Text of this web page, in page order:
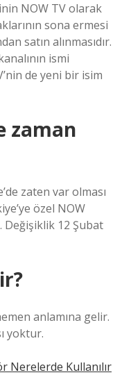
NOW TV olarak
sona ermesi
satın alınmasıdır.
ismi
de yeni bir isim
zaman
zaten var olması
özel NOW
Değişiklik 12 Şubat
anlamına gelir.
yoktur.
Nerelerde Kullanılır